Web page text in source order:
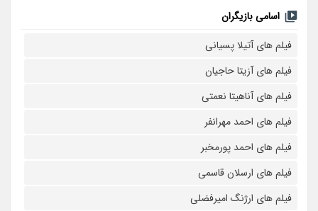
اسامی بازیگران
فیلم های آتیلا پسیانی
فیلم های آزیتا حاجیان
فیلم های آناهیتا نعمتی
فیلم های احمد مهرانفر
فیلم های احمد پورمخبر
فیلم های ارسلان قاسمی
فیلم های ارژنگ امیرفضلی